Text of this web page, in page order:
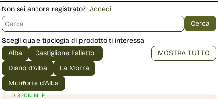
Non sei ancora registrato? Accedi
Scegli quale tipologia di prodotto ti interessa
DISPONIBILE